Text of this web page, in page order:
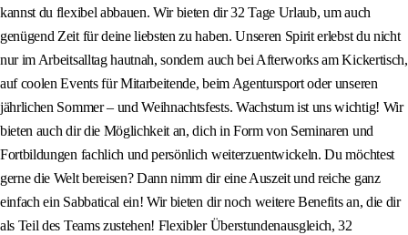
kannst du flexibel abbauen. Wir bieten dir 32 Tage Urlaub, um auch
genügend Zeit für deine liebsten zu haben. Unseren Spirit erlebst du nicht
nur im Arbeitsalltag hautnah, sondern auch bei Afterworks am Kickertisch,
auf coolen Events für Mitarbeitende, beim Agentursport oder unseren
jährlichen Sommer – und Weihnachtsfests. Wachstum ist uns wichtig! Wir
bieten auch dir die Möglichkeit an, dich in Form von Seminaren und
Fortbildungen fachlich und persönlich weiterzuentwickeln. Du möchtest
gerne die Welt bereisen? Dann nimm dir eine Auszeit und reiche ganz
einfach ein Sabbatical ein! Wir bieten dir noch weitere Benefits an, die dir
als Teil des Teams zustehen! Flexibler Überstundenausgleich, 32